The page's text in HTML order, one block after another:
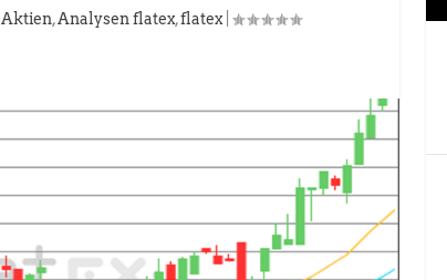
Aktien,Analysen flatex,flatex|